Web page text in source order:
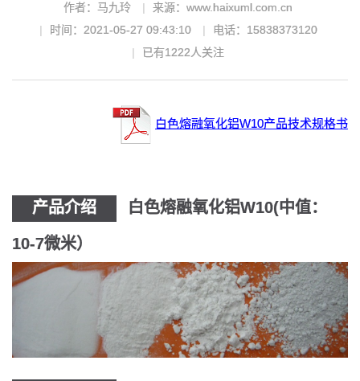
作者：马九玲
来源：www.haixuml.com.cn
时间：2021-05-27 09:43:10
电话：15838373120
已有1222人关注
白色熔融氧化铝W10产品技术规格书
产品介绍 白色熔融氧化铝W10(中值：
10-7微米）